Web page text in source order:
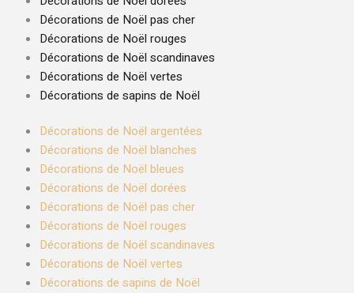
Décorations de Noël pas cher
Décorations de Noël rouges
Décorations de Noël scandinaves
Décorations de Noël vertes
Décorations de sapins de Noël
Décorations de Noël argentées
Décorations de Noël blanches
Décorations de Noël bleues
Décorations de Noël dorées
Décorations de Noël pas cher
Décorations de Noël rouges
Décorations de Noël scandinaves
Décorations de Noël vertes
Décorations de sapins de Noël